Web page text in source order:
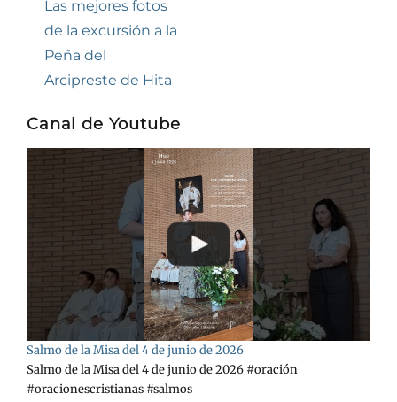
de
entradas
Entrada
anterior:
Las mejores fotos
de la excursión a la
Peña del
Arcipreste de Hita
Canal de Youtube
Salmo de la Misa del 4 de junio de 2026
Salmo de la Misa del 4 de junio de 2026 #oración
#oracionescristianas #salmos